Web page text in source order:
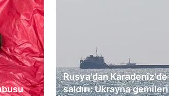
Rusya'dan Karadeniz'de
saldırı: Ukrayna gemileri